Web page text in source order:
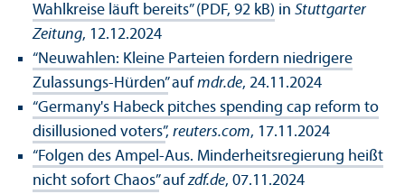
Wahlkreise läuft bereits” (PDF, 92 kB) in Stuttgarter
Zeitung, 12.12.2024
“Neuwahlen: Kleine Parteien fordern niedrigere
Zulassungs-Hürden”aufmdr.de, 24.11.2024
“Germany's Habeck pitches spending cap reform to
disillusioned voters”, reuters.com, 17.11.2024
“Folgen des Ampel-Aus. Minderheitsregierung heißt
nicht sofort Chaos”aufzdf.de, 07.11.2024